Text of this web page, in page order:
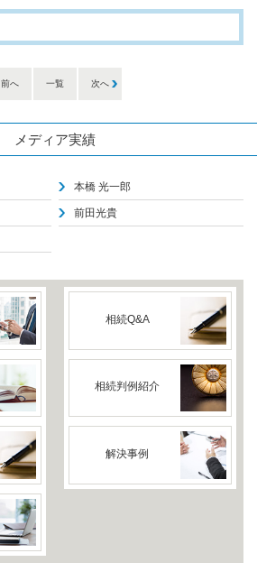
前へ 一覧 次へ
メディア実績
本橋 光一郎
前田光貴
相続Q&A
相続判例紹介
解決事例